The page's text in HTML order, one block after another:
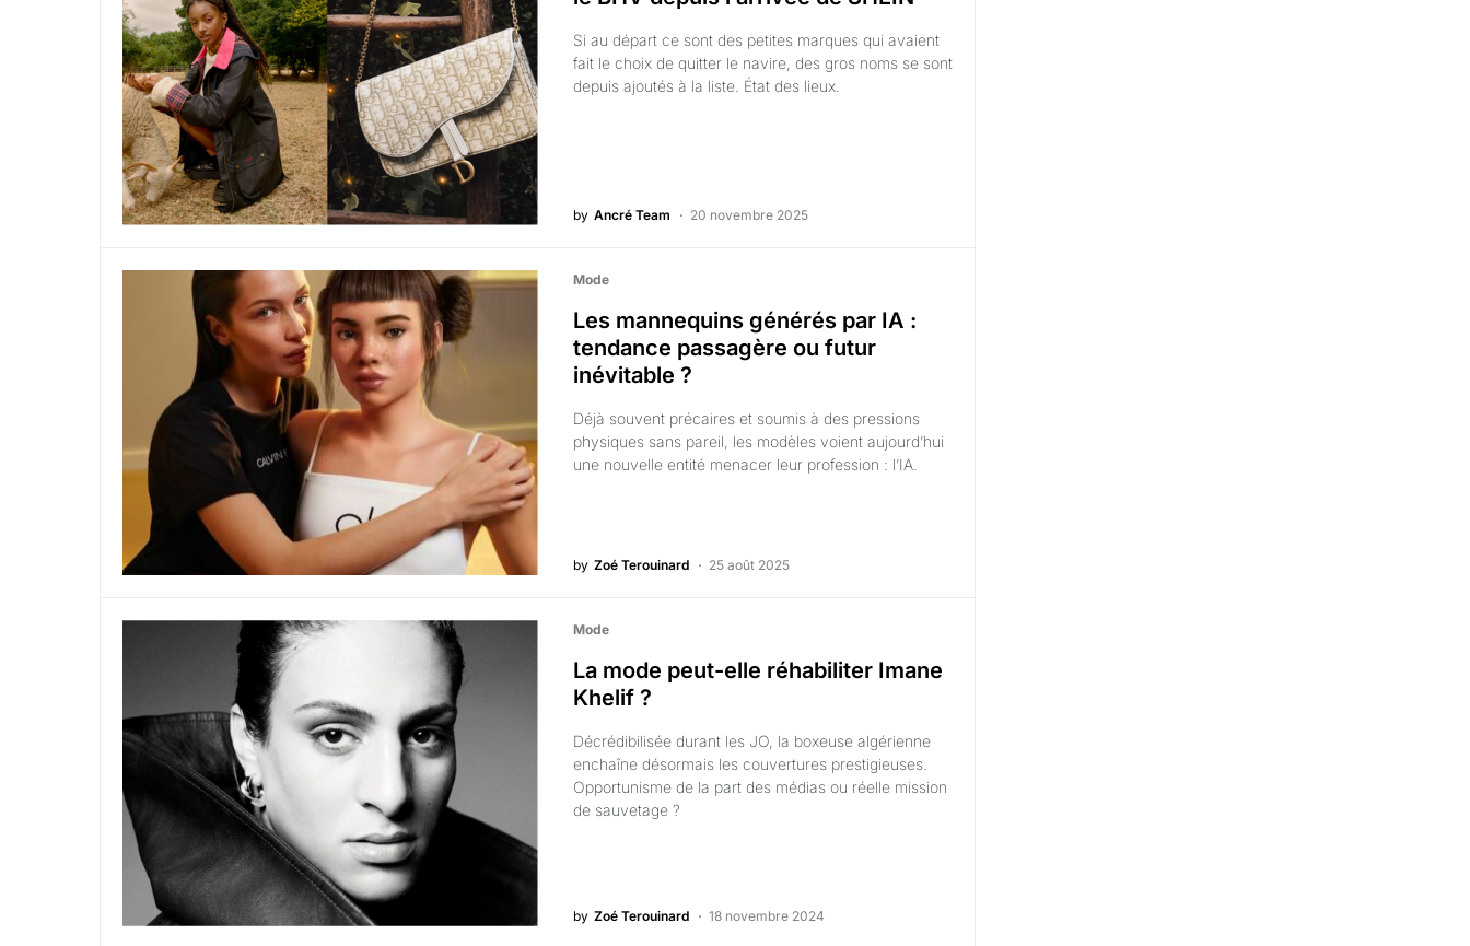
Si au départ ce sont des petites marques qui avaient
fait le choix de quitter le navire, des gros noms se sont
depuis ajoutés à la liste. État des lieux.
by Ancré Team 20 novembre 2025
Mode
Les mannequins générés par IA :
tendance passagère ou futur
inévitable ?
Déjà souvent précaires et soumis à des pressions
physiques sans pareil, les modèles voient aujourd’hui
une nouvelle entité menacer leur profession : l’IA.
by Zoé Terouinard 25 août 2025
Mode
La mode peut-elle réhabiliter Imane
Khelif ?
Décrédibilisée durant les JO, la boxeuse algérienne
enchaîne désormais les couvertures prestigieuses.
Opportunisme de la part des médias ou réelle mission
de sauvetage ?
by Zoé Terouinard 18 novembre 2024